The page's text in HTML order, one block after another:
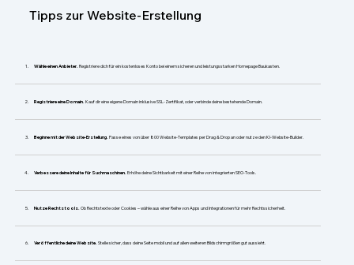
Tipps zur Website-Erstellung
Wähle einen Anbieter. Registriere dich für ein kostenloses Konto bei einem sicheren und leistungsstarken Homepage Baukasten.
Registriere eine Domain. Kauf dir eine eigene Domain inklusive SSL-Zertifikat, oder verbinde deine bestehende Domain.
Beginne mit der Website-Erstellung. Passe eines von über 800 Website-Templates per Drag & Drop an oder nutze den KI-Website-Builder.
​Verbessere deine Inhalte für Suchmaschinen. Erhöhe deine Sichtbarkeit mit einer Reihe von integrierten SEO-Tools.
Nutze Rechtstools. Ob Rechtstexte oder Cookies – wähle aus einer Reihe von Apps und Integrationen für mehr Rechtssicherheit.
Veröffentliche deine Website. Stelle sicher, dass deine Seite mobil und auf allen weiteren Bildschirmgrößen gut aussieht.